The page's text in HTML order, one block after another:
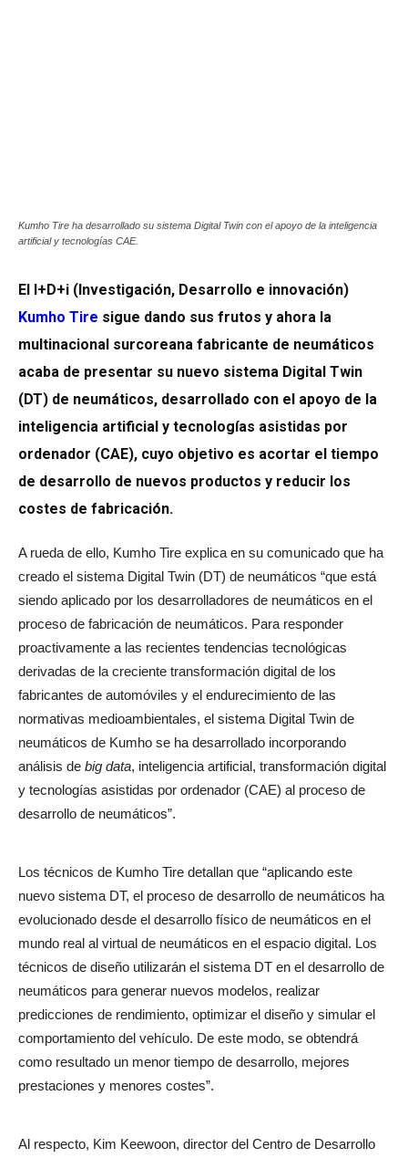
Kumho Tire ha desarrollado su sistema Digital Twin con el apoyo de la inteligencia
artificial y tecnologías CAE.
El I+D+i (Investigación, Desarrollo e innovación)
Kumho Tire sigue dando sus frutos y ahora la
multinacional surcoreana fabricante de neumáticos
acaba de presentar su nuevo sistema Digital Twin
(DT) de neumáticos, desarrollado con el apoyo de la
inteligencia artificial y tecnologías asistidas por
ordenador (CAE), cuyo objetivo es acortar el tiempo
de desarrollo de nuevos productos y reducir los
costes de fabricación.
A rueda de ello, Kumho Tire explica en su comunicado que ha
creado el sistema Digital Twin (DT) de neumáticos “que está
siendo aplicado por los desarrolladores de neumáticos en el
proceso de fabricación de neumáticos. Para responder
proactivamente a las recientes tendencias tecnológicas
derivadas de la creciente transformación digital de los
fabricantes de automóviles y el endurecimiento de las
normativas medioambientales, el sistema Digital Twin de
neumáticos de Kumho se ha desarrollado incorporando
análisis de big data, inteligencia artificial, transformación digital
y tecnologías asistidas por ordenador (CAE) al proceso de
desarrollo de neumáticos”.
Los técnicos de Kumho Tire detallan que “aplicando este
nuevo sistema DT, el proceso de desarrollo de neumáticos ha
evolucionado desde el desarrollo físico de neumáticos en el
mundo real al virtual de neumáticos en el espacio digital. Los
técnicos de diseño utilizarán el sistema DT en el desarrollo de
neumáticos para generar nuevos modelos, realizar
predicciones de rendimiento, optimizar el diseño y simular el
comportamiento del vehículo. De este modo, se obtendrá
como resultado un menor tiempo de desarrollo, mejores
prestaciones y menores costes”.
Al respecto, Kim Keewoon, director del Centro de Desarrollo